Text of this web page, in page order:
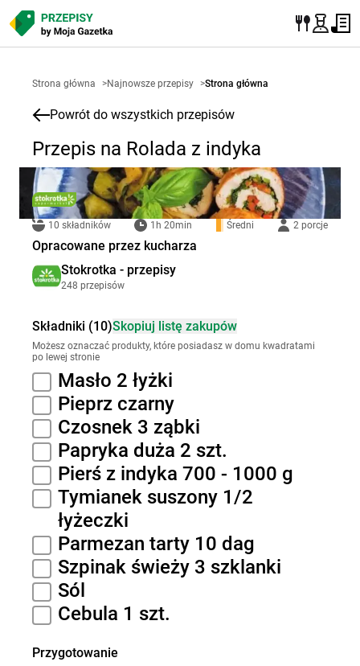
Strona główna >Najnowsze przepisy >Strona główna
Powrót do wszystkich przepisów
Przepis na Rolada z indyka
10 składników 1h 20min Średni 2 porcje
Opracowane przez kucharza
Stokrotka - przepisy
248 przepisów
Składniki (10)Skopiuj listę zakupów
Możesz oznaczać produkty, które posiadasz w domu kwadratami
po lewej stronie
Masło 2 łyżki
Pieprz czarny
Czosnek 3 ząbki
Papryka duża 2 szt.
Pierś z indyka 700 - 1000 g
Tymianek suszony 1/2
łyżeczki
Parmezan tarty 10 dag
Szpinak świeży 3 szklanki
Sól
Cebula 1 szt.
Przygotowanie